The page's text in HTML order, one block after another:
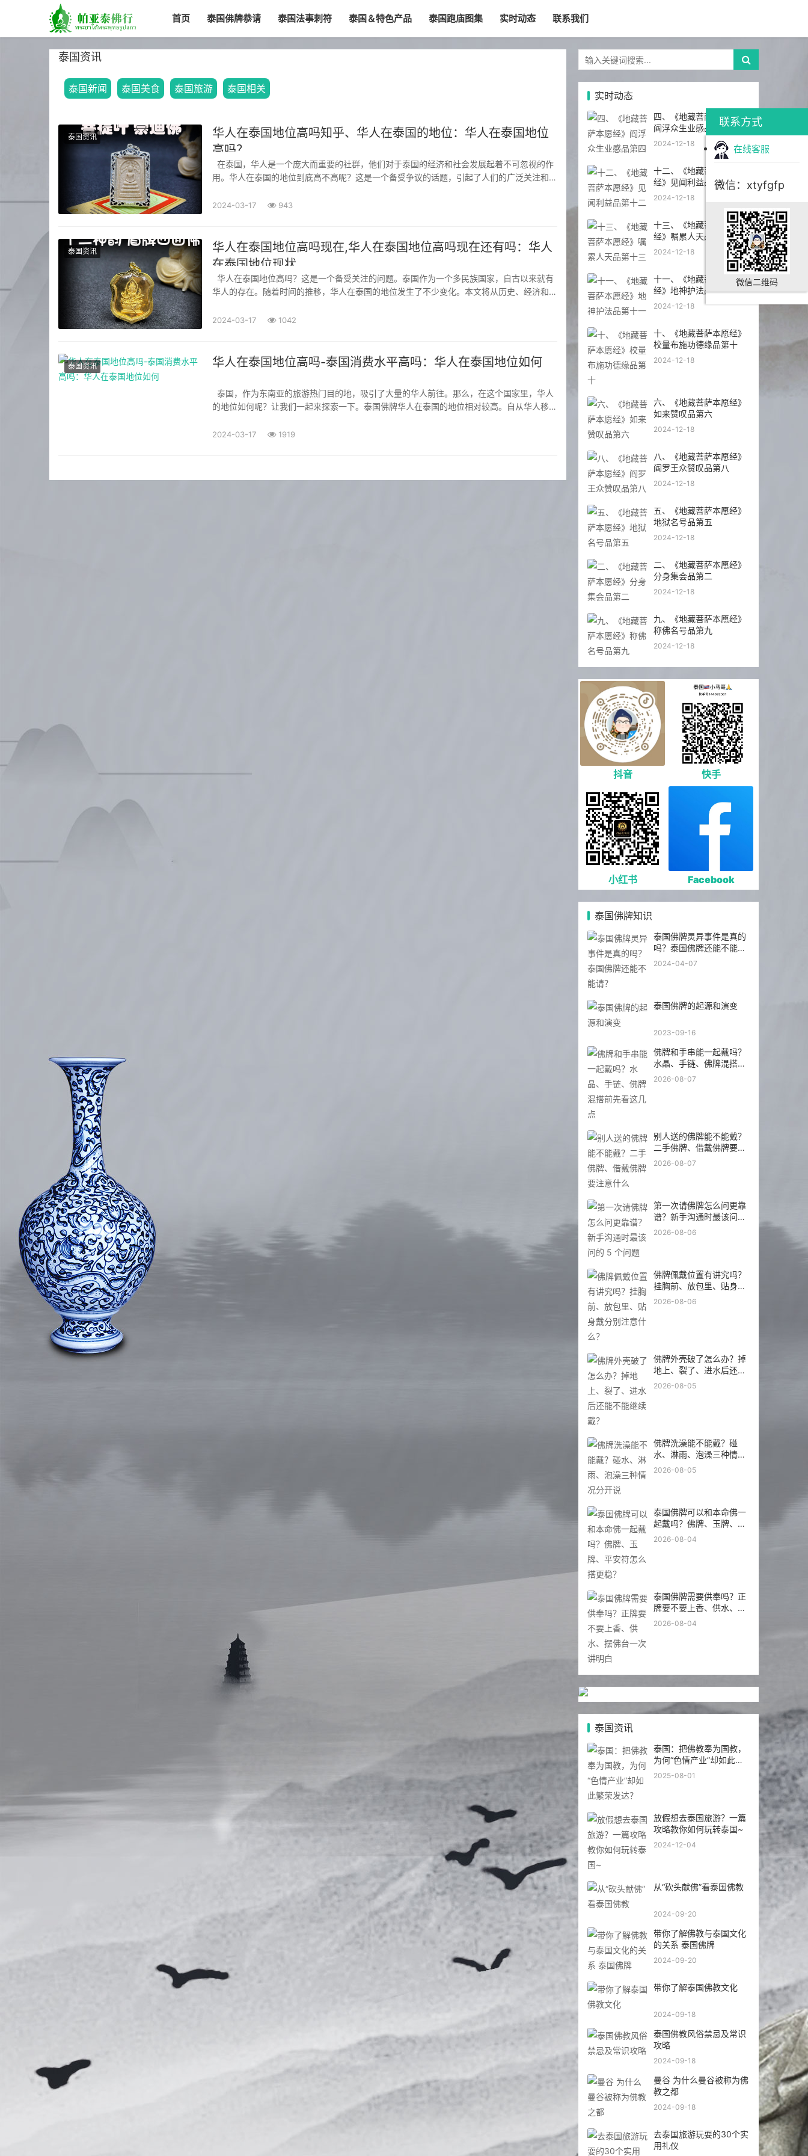
首页 泰国佛牌恭请 泰国法事刺符 泰国＆特色产品 泰国跑庙图集 实时动态 联系我们
泰国资讯
泰国新闻 泰国美食 泰国旅游 泰国相关
泰国资讯
华人在泰国地位高吗知乎、华人在泰国的地位：华人在泰国地位
高吗？
用。华人在泰国的地位到底高不高呢？这是一个备受争议的话题，引起了人们的广泛关注和讨
国佛牌经济贡献华人在泰国的经济贡献是不可忽视的。他们在各...
2024-03-17 943
泰国资讯
华人在泰国地位高吗现在,华人在泰国地位高吗现在还有吗：华人
在泰国地位现状
华人的存在。随着时间的推移，华人在泰国的地位发生了不少变化。本文将从历史、经济和社
就开始来到泰国进行贸易活动，他们在泰国建立了自己的社区，并...
2024-03-17 1042
泰国资讯 华人在泰国地位高吗-泰国消费水平高吗：华人在泰国地位如何
的地位如何呢？让我们一起来探索一下。泰国佛牌华人在泰国的地位相对较高。自从华人移民
小商店到大型超市，从餐馆到酒店，无所不有。这些企业不仅提...
2024-03-17 1919
实时动态
四、《地藏菩萨本愿经》
阎浮众生业感品第四
2024-12-18
十二、《地藏菩萨本愿
经》见闻利益品第十二
2024-12-18
十三、《地藏菩萨本愿
经》嘱累人天品第十三
2024-12-18
十一、《地藏菩萨本愿
经》地神护法品第十一
2024-12-18
十、《地藏菩萨本愿经》
校量布施功德缘品第十
2024-12-18
六、《地藏菩萨本愿经》
如来赞叹品第六
2024-12-18
八、《地藏菩萨本愿经》
阎罗王众赞叹品第八
2024-12-18
五、《地藏菩萨本愿经》
地狱名号品第五
2024-12-18
二、《地藏菩萨本愿经》
分身集会品第二
2024-12-18
九、《地藏菩萨本愿经》
称佛名号品第九
2024-12-18
抖音 快手
小红书 Facebook
泰国佛牌知识
泰国佛牌灵异事件是真的
吗？泰国佛牌还能不能
请？
2024-04-07
泰国佛牌的起源和演变
2023-09-16
佛牌和手串能一起戴吗？
水晶、手链、佛牌混搭前
先看这几点
2026-08-07
别人送的佛牌能不能戴？
二手佛牌、借戴佛牌要注
意什么
2026-08-07
第一次请佛牌怎么问更靠
谱？新手沟通时最该问的
5 个问题
2026-08-06
佛牌佩戴位置有讲究吗？
挂胸前、放包里、贴身戴
分别注意什么？
2026-08-06
佛牌外壳破了怎么办？掉
地上、裂了、进水后还能
不能继续戴？
2026-08-05
佛牌洗澡能不能戴？碰
水、淋雨、泡澡三种情况
分开说
2026-08-05
泰国佛牌可以和本命佛一
起戴吗？佛牌、玉牌、平
安符怎么搭更稳？
2026-08-04
泰国佛牌需要供奉吗？正
牌要不要上香、供水、摆
佛台一次讲明白
2026-08-04
泰国资讯
泰国：把佛教奉为国教，
为何“色情产业”却如此繁
荣发达？
2025-08-01
放假想去泰国旅游？一篇
攻略教你如何玩转泰国~
2024-12-04
从“砍头献佛”看泰国佛教
2024-09-20
带你了解佛教与泰国文化
的关系 泰国佛牌
2024-09-20
带你了解泰国佛教文化
2024-09-18
泰国佛教风俗禁忌及常识
攻略
2024-09-18
曼谷 为什么曼谷被称为佛
教之都
2024-09-18
去泰国旅游玩耍的30个实
用礼仪
联系方式
在线客服
微信：xtyfgfp
微信二维码